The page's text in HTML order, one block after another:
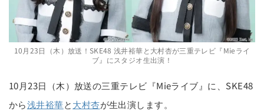
10月23日（木）放送！SKE48 浅井裕華と大村杏が三重テレビ『Mieライ
ブ』にスタジオ生出演！
10月23日（木）放送の三重テレビ『Mieライブ』に、SKE48
から浅井裕華と大村杏が生出演します。